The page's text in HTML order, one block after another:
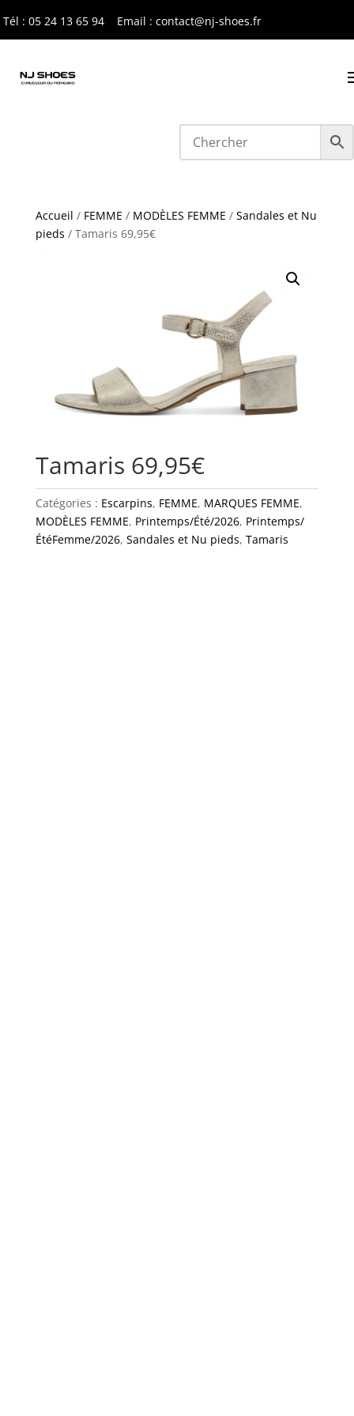
Tél : 05 24 13 65 94 Email : contact@nj-shoes.fr
Accueil / FEMME / MODÈLES FEMME / Sandales et Nu
pieds / Tamaris 69,95€
Tamaris 69,95€
Catégories : Escarpins, FEMME, MARQUES FEMME,
MODÈLES FEMME, Printemps/Été/2026, Printemps/
ÉtéFemme/2026, Sandales et Nu pieds, Tamaris